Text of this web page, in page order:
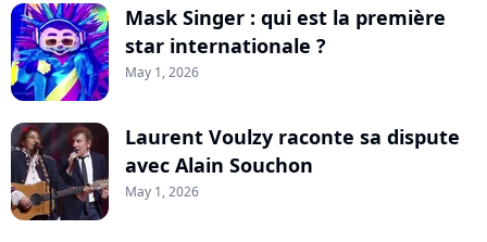
Mask Singer : qui est la première
star internationale ?
May 1, 2026
Laurent Voulzy raconte sa dispute
avec Alain Souchon
May 1, 2026